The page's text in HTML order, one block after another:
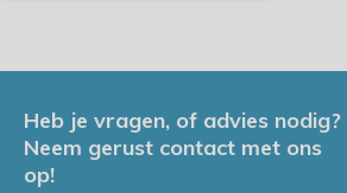
Heb je vragen, of advies nodig?
Neem gerust contact met ons
op!